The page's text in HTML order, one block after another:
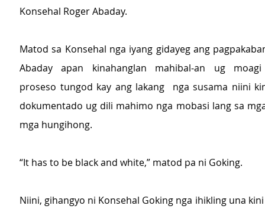
Konsehal Roger Abaday.
Matod sa Konsehal nga iyang gidayeg ang
Abaday apan kinahanglan mahibal-an ug
proseso tungod kay ang lakang  nga susama niini
dokumentado ug dili mahimo nga mobasi lang sa
mga hungihong.
“It has to be black and white,” matod pa ni Goking.
Niini, gihangyo ni Konsehal Goking nga ihikling una kini